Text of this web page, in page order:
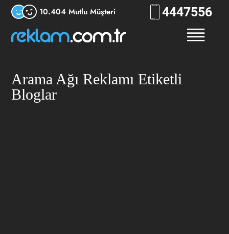
10.404 Mutlu Müşteri 4447556
Arama Ağı Reklamı Etiketli
Bloglar